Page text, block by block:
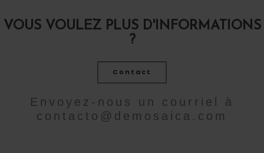
VOUS VOULEZ PLUS D'INFORMATIONS
?
Contact
Envoyez-nous un courriel à
contacto@demosaica.com